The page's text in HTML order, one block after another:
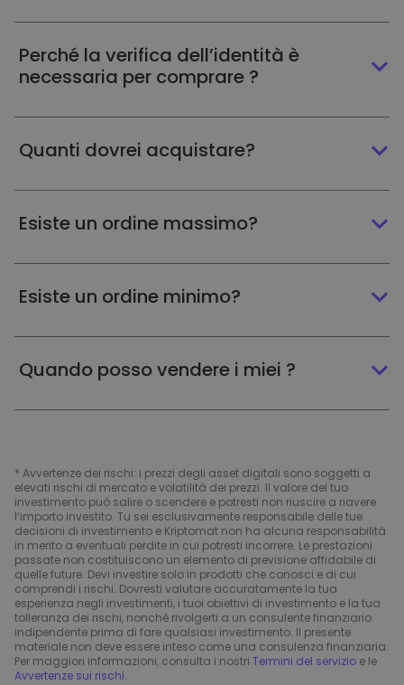
Perché la verifica dell’identità è
necessaria per comprare ?
Quanti dovrei acquistare?
Esiste un ordine massimo?
Esiste un ordine minimo?
Quando posso vendere i miei ?
* Avvertenze dei rischi: i prezzi degli asset digitali sono soggetti a
elevati rischi di mercato e volatilità dei prezzi. Il valore del tuo
investimento può salire o scendere e potresti non riuscire a riavere
l’importo investito. Tu sei esclusivamente responsabile delle tue
decisioni di investimento e Kriptomat non ha alcuna responsabilità
in merito a eventuali perdite in cui potresti incorrere. Le prestazioni
passate non costituiscono un elemento di previsione affidabile di
quelle future. Devi investire solo in prodotti che conosci e di cui
comprendi i rischi. Dovresti valutare accuratamente la tua
esperienza negli investimenti, i tuoi obiettivi di investimento e la tua
tolleranza dei rischi, nonché rivolgerti a un consulente finanziario
indipendente prima di fare qualsiasi investimento. Il presente
materiale non deve essere inteso come una consulenza finanziaria.
Per maggiori informazioni, consulta i nostri Termini del servizio e le
Avvertenze sui rischi.